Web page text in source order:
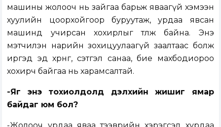
машины жолооч нь зайгаа барьж яваагүй хэмээн
хуулийн цоорхойгоор буруутаж, урдаа явсан
машинд учирсан хохирлыг төлж байна. Энэ
мэтчилэн нарийн зохицуулаагүй заалтаас болж
иргэд эд хөрөнгө, сэтгэл санаа, бие махбодиороо
хохирч байгаа нь харамсалтай.
-Яг энэ тохиолдолд дэлхийн жишиг ямар
байдаг юм бол?